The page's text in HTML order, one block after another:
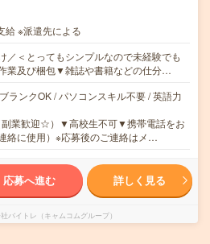
給 ※派遣先による
／＜とってもシンプルなので未経験でも
業及び梱包▼雑誌や書籍などの仕分…
ランクOK / パソコンスキル不要 / 英語力
業歓迎☆）▼高校生不可▼携帯電話をお
絡に使用）※応募後のご連絡はメ…
応募へ進む 詳しく見る
バイトレ（キャムコムグループ）